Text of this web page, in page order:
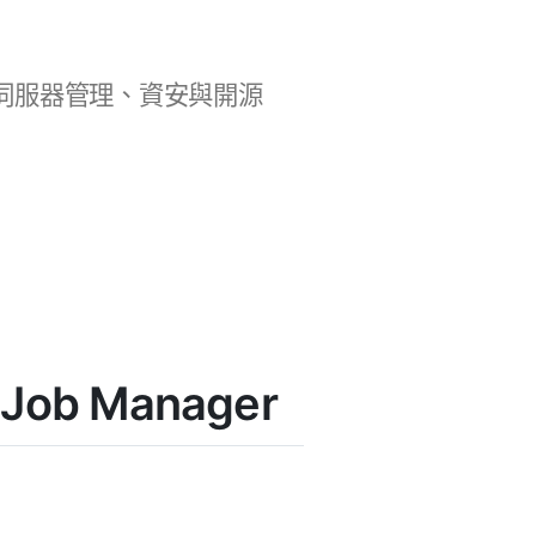
器管理、資安與開源
Manager